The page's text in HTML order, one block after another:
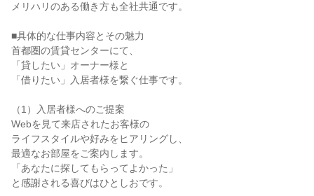
メリハリのある働き方も全社共通です。
■具体的な仕事内容とその魅力
首都圏の賃貸センターにて、
「貸したい」オーナー様と
「借りたい」入居者様を繋ぐ仕事です。
（1）入居者様へのご提案
Webを見て来店されたお客様の
ライフスタイルや好みをヒアリングし、
最適なお部屋をご案内します。
「あなたに探してもらってよかった」
と感謝される喜びはひとしおです。